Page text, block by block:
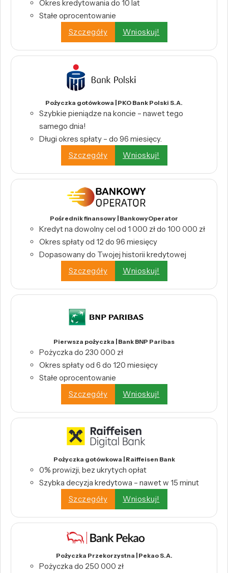
Okres kredytowania do 10 lat
Stałe oprocentowanie
Szczegóły
Wnioskuj!
Pożyczka gotówkowa | PKO Bank Polski S.A.
Szybkie pieniądze na koncie – nawet tego
samego dnia!
Długi okres spłaty – do 96 miesięcy.
Szczegóły
Wnioskuj!
Pośrednik finansowy | BankowyOperator
Kredyt na dowolny cel od 1 000 zł do 100 000 zł
Okres spłaty od 12 do 96 miesięcy
Dopasowany do Twojej historii kredytowej
Szczegóły
Wnioskuj!
Pierwsza pożyczka | Bank BNP Paribas
Pożyczka do 230 000 zł
Okres spłaty od 6 do 120 miesięcy
Stałe oprocentowanie
Szczegóły
Wnioskuj!
Pożyczka gotówkowa | Raiffeisen Bank
0% prowizji, bez ukrytych opłat
Szybka decyzja kredytowa – nawet w 15 minut
Szczegóły
Wnioskuj!
Pożyczka Przekorzystna | Pekao S.A.
Pożyczka do 250 000 zł